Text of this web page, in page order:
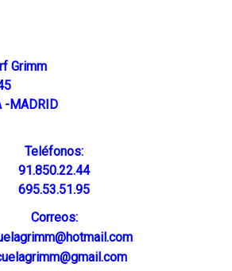
Grimm
-MADRID
Teléfonos:
91.850.22.44
695.53.51.95
Correos: